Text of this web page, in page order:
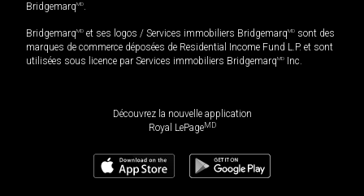
BridgemarqMD.
BridgemarqMD et ses logos / Services immobiliers BridgemarqMD sont des
marques de commerce déposées de Residential Income Fund L.P. et sont
utilisées sous licence par Services immobiliers BridgemarqMD Inc.
Découvrez la nouvelle application
Royal LePageMD